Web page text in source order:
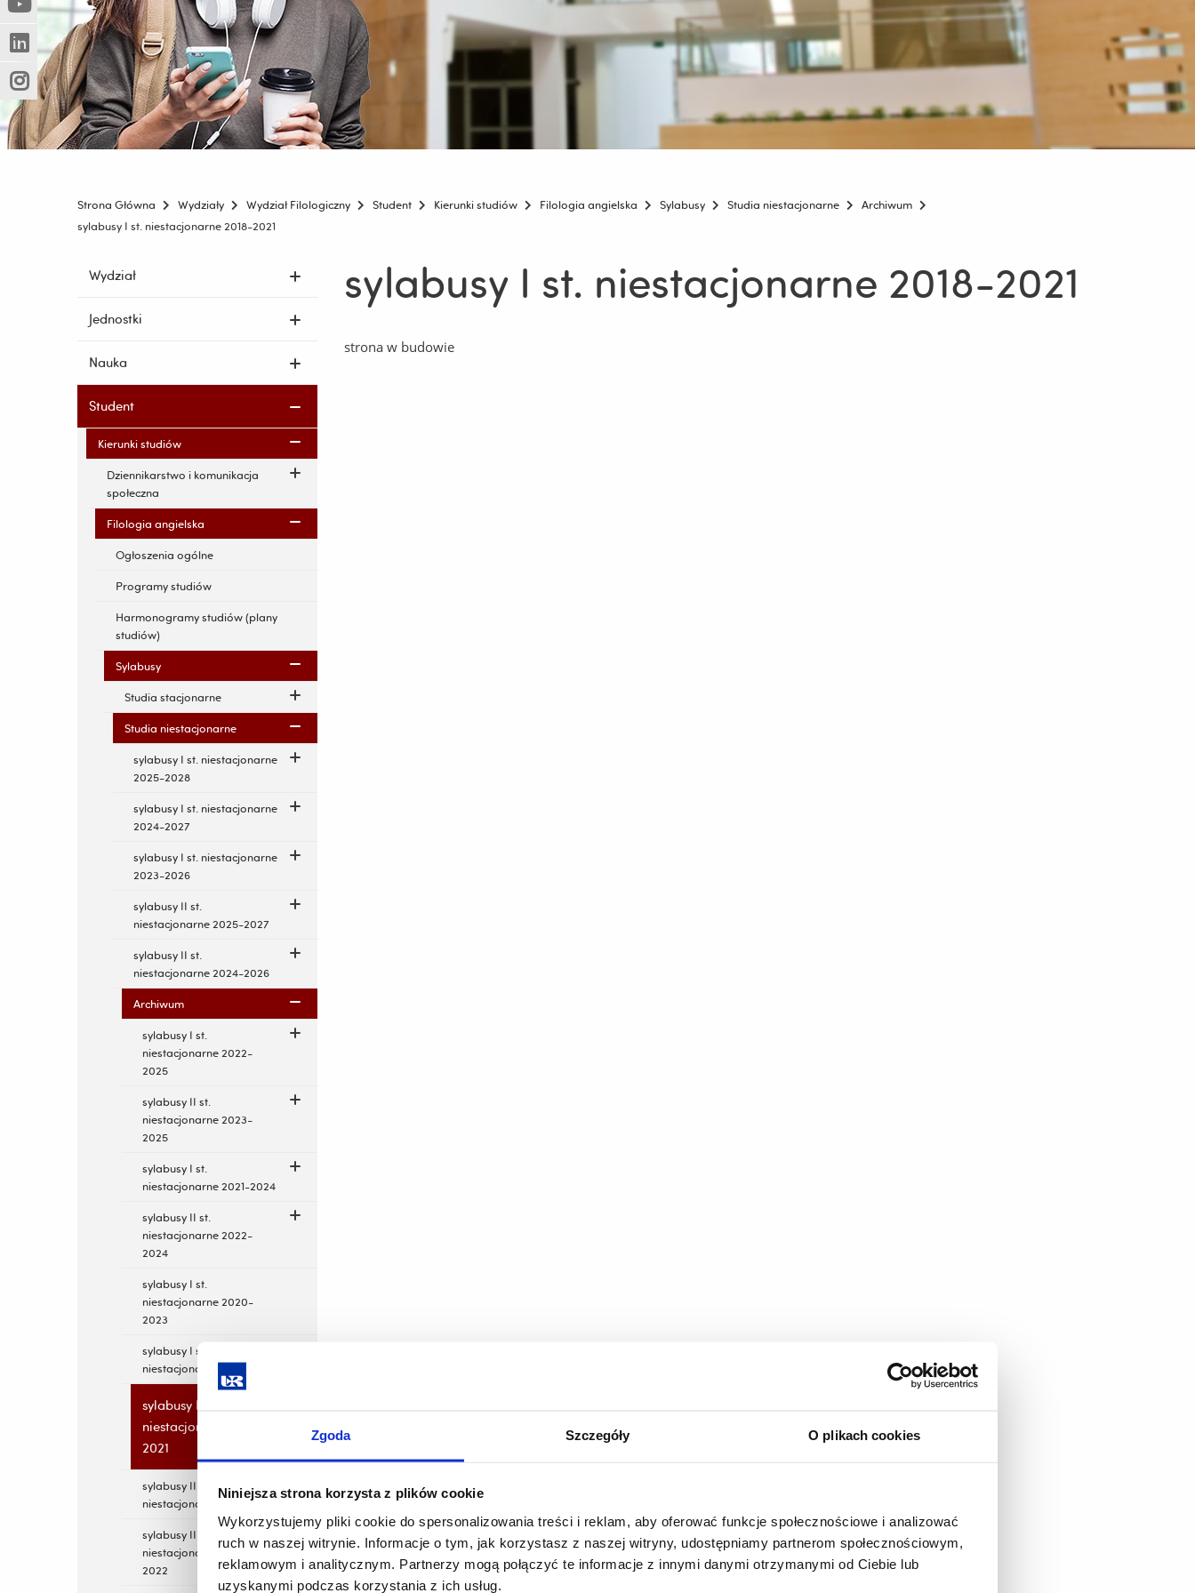
Zgoda Szczegóły O plikach cookies
Niniejsza strona korzysta z plików cookie
Wykorzystujemy pliki cookie do spersonalizowania treści i reklam, aby oferować funkcje społecznościowe i analizować
ruch w naszej witrynie. Informacje o tym, jak korzystasz z naszej witryny, udostępniamy partnerom społecznościowym,
reklamowym i analitycznym. Partnerzy mogą połączyć te informacje z innymi danymi otrzymanymi od Ciebie lub
uzyskanymi podczas korzystania z ich usług.
innej
strony)
(Nowe
okno)
(Link
do
innej
strony)
(Nowe
okno)
(Link
do
innej
strony)
(Nowe
okno)
(Link
do
innej
strony)
Strona Główna Wydziały Wydział Filologiczny Student Kierunki studiów Filologia angielska Sylabusy Studia niestacjonarne
Archiwum
sylabusy I st. niestacjonarne 2018-2021
Pomiń
i
przejdź
treści
Wydział
Jednostki
Nauka
Student
Kierunki studiów
Dziennikarstwo i komunikacja
społeczna
Filologia angielska
Ogłoszenia ogólne
Programy studiów
Harmonogramy studiów (plany
studiów)
Sylabusy
Studia stacjonarne
Studia niestacjonarne
sylabusy I st. niestacjonarne
2025-2028
sylabusy I st. niestacjonarne
2024-2027
sylabusy I st. niestacjonarne
2023-2026
sylabusy II st.
niestacjonarne 2025-2027
sylabusy II st.
niestacjonarne 2024-2026
Archiwum
sylabusy I st.
niestacjonarne 2022-
2025
sylabusy II st.
niestacjonarne 2023-
2025
sylabusy I st.
niestacjonarne 2021-2024
sylabusy II st.
niestacjonarne 2022-
2024
sylabusy I st.
niestacjonarne 2020-
2023
sylabusy I st.
niestacjonarne 2019-2022
sylabusy I st.
niestacjonarne 2018-
2021
sylabusy II st.
niestacjonarne 2021-2023
sylabusy II st.
niestacjonarne 2020-
2022
sylabusy I st. niestacjonarne 2018-2021
strona w budowie